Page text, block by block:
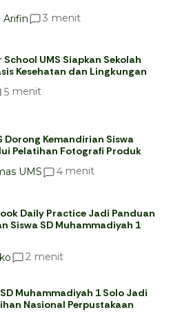
Arifin
3 menit
School UMS Siapkan Sekolah
Kesehatan dan Lingkungan
5 menit
Dorong Kemandirian Siswa
Pelatihan Fotografi Produk
UMS
4 menit
Daily Practice Jadi Panduan
Siswa SD Muhammadiyah 1
2 menit
Muhammadiyah 1 Solo Jadi
Nasional Perpustakaan